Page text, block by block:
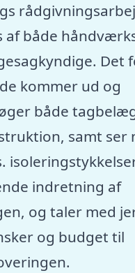
af både
Det
kommer ud og
både
samt ser
indretning af
og taler med
og budget til